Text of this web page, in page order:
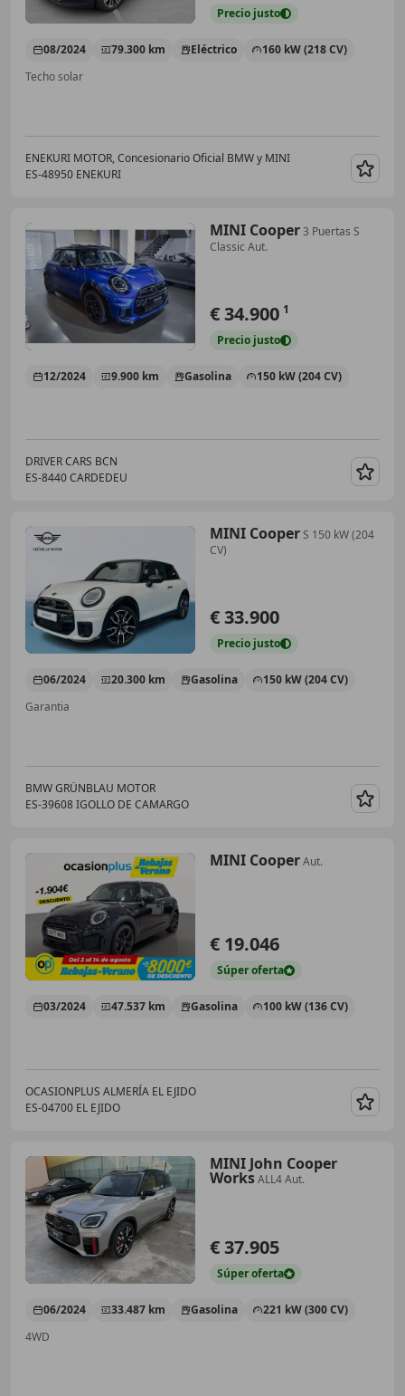
Precio justo
08/2024 79.300 km Eléctrico
160 kW (218 CV)
Techo solar
ENEKURI MOTOR, Concesionario Oficial BMW y MINI
ES-48950 ENEKURI
MINI Cooper3 Puertas S
Classic Aut.
€ 34.900 1
Precio justo
12/2024 9.900 km Gasolina 150 kW (204 CV)
DRIVER CARS BCN
ES-8440 CARDEDEU
MINI CooperS 150 kW (204
CV)
€ 33.900
Precio justo
06/2024 20.300 km Gasolina
150 kW (204 CV)
Garantia
BMW GRÜNBLAU MOTOR
ES-39608 IGOLLO DE CAMARGO
MINI CooperAut.
€ 19.046
Súperoferta
03/2024 47.537 km Gasolina 100 kW (136 CV)
OCASIONPLUS ALMERÍA EL EJIDO
ES-04700 EL EJIDO
MINI John Cooper
WorksALL4 Aut.
€ 37.905
Súperoferta
06/2024 33.487 km Gasolina
221 kW (300 CV)
4WD